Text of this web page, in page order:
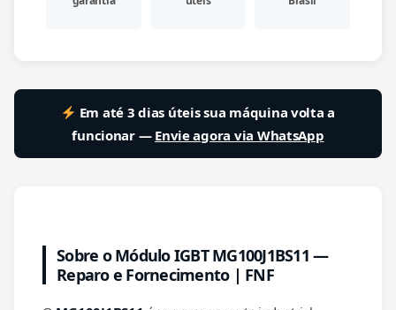
Em até 3 dias úteis sua máquina volta a
funcionar — Envie agora via WhatsApp
Sobre o Módulo IGBT MG100J1BS11 —
Reparo e Fornecimento | FNF